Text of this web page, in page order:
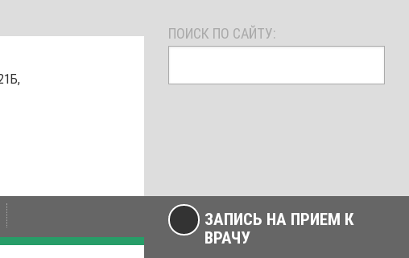
ПОИСК ПО САЙТУ:
ЗАПИСЬ НА ПРИЕМ К
ВРАЧУ